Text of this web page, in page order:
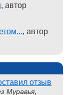
, автор
, автор
отзыв
Муравья,